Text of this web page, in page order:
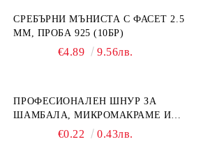
СРЕБЪРНИ МЪНИСТА С ФАСЕТ 2.5
ММ, ПРОБА 925 (10БР)
€4.89 9.56лв.
ПРОФЕСИОНАЛЕН ШНУР ЗА
ШАМБАЛА, МИКРОМАКРАМЕ И
ВЪЗЛИ,GRIFFIN, ЦВЯТ ЛЮЛЯК1ММ
€0.22 0.43лв.